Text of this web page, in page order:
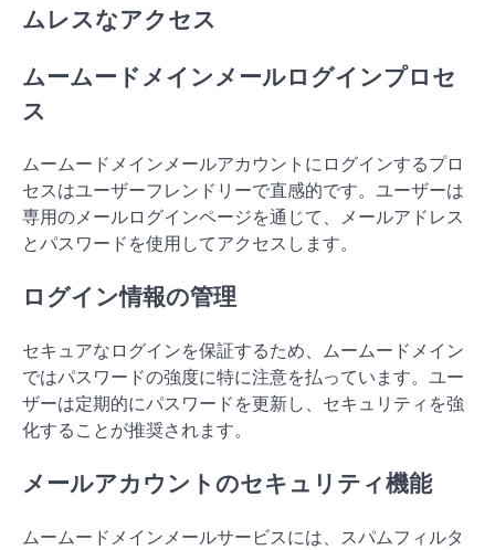
ムレスなアクセス
ムームードメインメールログインプロセ
ス
ムームードメインメールアカウントにログインするプロ
セスはユーザーフレンドリーで直感的です。ユーザーは
専用のメールログインページを通じて、メールアドレス
とパスワードを使用してアクセスします。
ログイン情報の管理
セキュアなログインを保証するため、ムームードメイン
ではパスワードの強度に特に注意を払っています。ユー
ザーは定期的にパスワードを更新し、セキュリティを強
化することが推奨されます。
メールアカウントのセキュリティ機能
ムームードメインメールサービスには、スパムフィルタ